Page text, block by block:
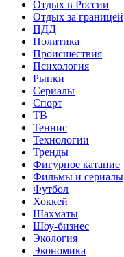
Отдых в России
Отдых за границей
ПДД
Политика
Происшествия
Психология
Рынки
Сериалы
Спорт
ТВ
Теннис
Технологии
Тренды
Фигурное катание
Фильмы и сериалы
Футбол
Хоккей
Шахматы
Шоу-бизнес
Экология
Экономика